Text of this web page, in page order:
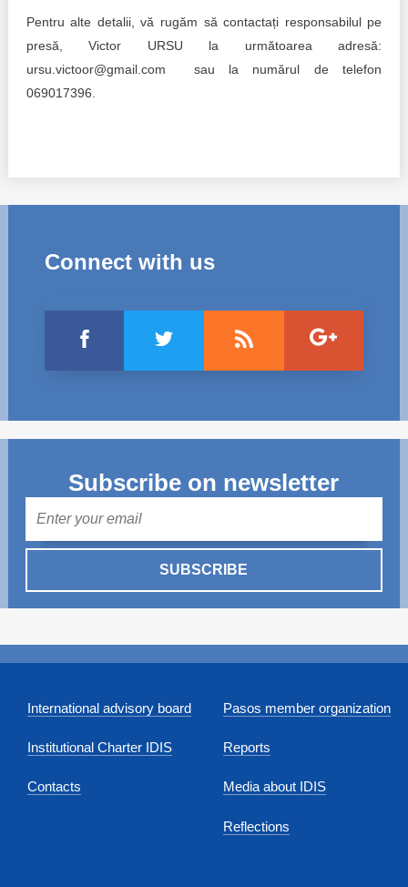
Pentru alte detalii, vă rugăm să contactați responsabilul pe
presă, Victor URSU la următoarea adresă:
ursu.victoor@gmail.com sau la numărul de telefon
069017396.
Connect with us
Subscribe on newsletter
SUBSCRIBE
International advisory board
Institutional Charter IDIS
Contacts
Pasos member organization
Reports
Media about IDIS
Reflections